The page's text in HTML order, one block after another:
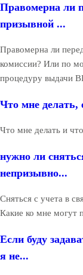
Правомерна ли
призывной ...
Правомерна ли
комиссии? Или по
процедуру выдачи
Что мне делать,
Что мне делать и
нужно ли
непризывно...
Сняться с учета в
Какие ко мне могут
Если буду
я не...